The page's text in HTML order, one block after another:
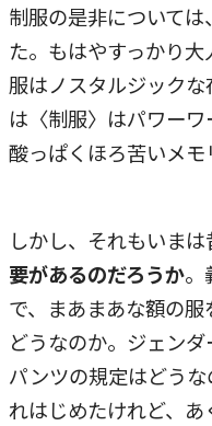
制服の是非について
た。もはやすっかり
服はノスタルジック
は〈制服〉はパワー
酸っぱくほろ苦いメモ
しかし、それもいまは
要があるのだろうか。
で、まあまあな額の
どうなのか。ジェン
パンツの規定はどう
れはじめたけれど、